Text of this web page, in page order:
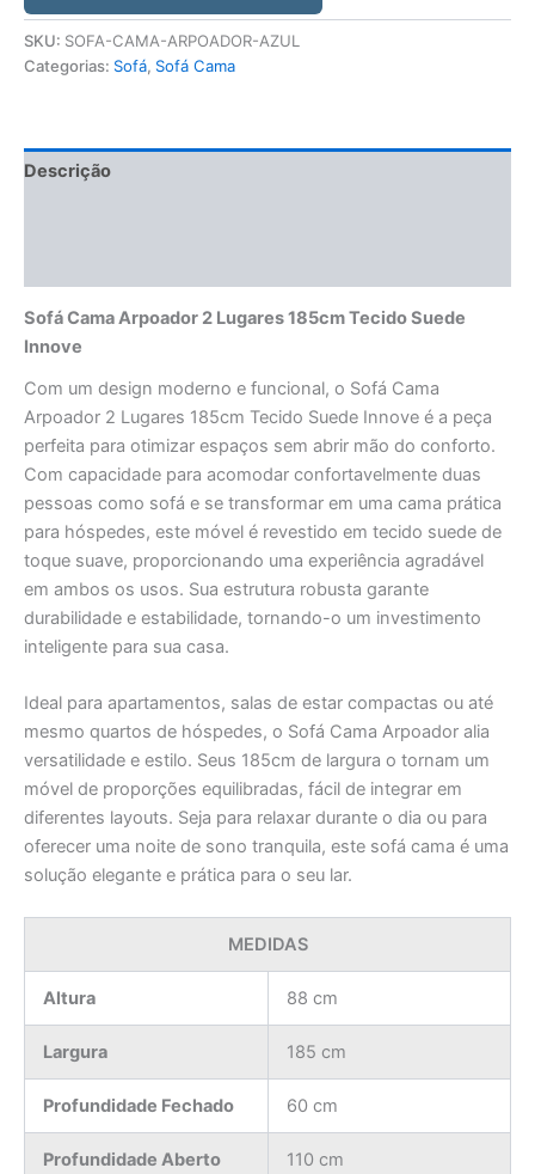
SKU: SOFA-CAMA-ARPOADOR-AZUL
Categorias: Sofá, Sofá Cama
Descrição
Sofá Cama Arpoador 2 Lugares 185cm Tecido Suede
Innove
Com um design moderno e funcional, o Sofá Cama
Arpoador 2 Lugares 185cm Tecido Suede Innove é a peça
perfeita para otimizar espaços sem abrir mão do conforto.
Com capacidade para acomodar confortavelmente duas
pessoas como sofá e se transformar em uma cama prática
para hóspedes, este móvel é revestido em tecido suede de
toque suave, proporcionando uma experiência agradável
em ambos os usos. Sua estrutura robusta garante
durabilidade e estabilidade, tornando-o um investimento
inteligente para sua casa.
Ideal para apartamentos, salas de estar compactas ou até
mesmo quartos de hóspedes, o Sofá Cama Arpoador alia
versatilidade e estilo. Seus 185cm de largura o tornam um
móvel de proporções equilibradas, fácil de integrar em
diferentes layouts. Seja para relaxar durante o dia ou para
oferecer uma noite de sono tranquila, este sofá cama é uma
solução elegante e prática para o seu lar.
MEDIDAS
Altura 88 cm
Largura 185 cm
Profundidade Fechado 60 cm
Profundidade Aberto 110 cm